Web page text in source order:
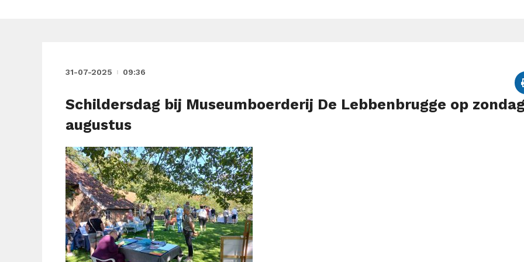
31-07-2025 09:36
Schildersdag bij Museumboerderij De Lebbenbrugge op
augustus